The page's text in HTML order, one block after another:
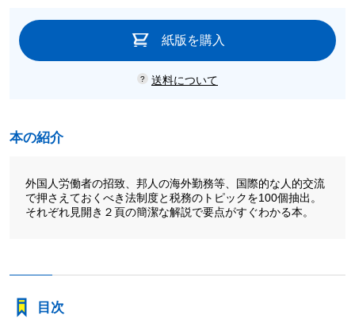
紙版を購入
送料について
本の紹介
外国人労働者の招致、邦人の海外勤務等、国際的な人的交流
で押さえておくべき法制度と税務のトピックを100個抽出。
それぞれ見開き２頁の簡潔な解説で要点がすぐわかる本。
目次